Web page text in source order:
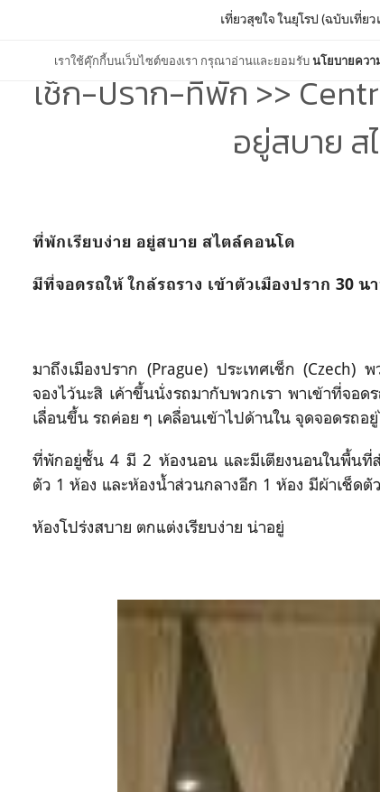
เราใช้คุ๊กกี้บนเว็บไซต์ของเรา กรุณาอ่านและยอมรับนโยบายควา
เที่ยวสุขใจ ในยุโรป (ฉบับเที่ยว
เช็ก-ปราก-ที่พัก >>
อยู่สบาย ส
ที่พักเรียบง่าย อยู่สบาย สไตล์คอนโด
มีที่จอดรถให้ ใกล้รถราง เข้าตัวเมืองปราก 30 น
มาถึงเมืองปราก (Prague) ประเทศเช็ก (Czech)
จองไว้นะสิ เค้าขึ้นนั่งรถมากับพวกเรา พาเข้าที่จอ
เลื่อนขึ้น รถค่อย ๆ เคลื่อนเข้าไปด้านใน จุดจอดรถ
ที่พักอยู่ชั้น 4 มี 2 ห้องนอน และมีเตียงนอนในพื้นที่
ตัว 1 ห้อง และห้องน้ำส่วนกลางอีก 1 ห้อง มีผ้าเช็ดตั
ห้องโปร่งสบาย ตกแต่งเรียบง่าย น่าอยู่